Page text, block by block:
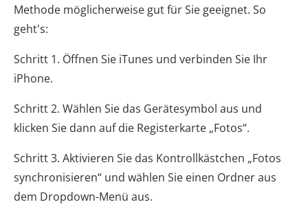
Methode möglicherweise gut für Sie geeignet. So
geht's:
Schritt 1. Öffnen Sie iTunes und verbinden Sie Ihr
iPhone.
Schritt 2. Wählen Sie das Gerätesymbol aus und
klicken Sie dann auf die Registerkarte „Fotos“.
Schritt 3. Aktivieren Sie das Kontrollkästchen „Fotos
synchronisieren“ und wählen Sie einen Ordner aus
dem Dropdown-Menü aus.